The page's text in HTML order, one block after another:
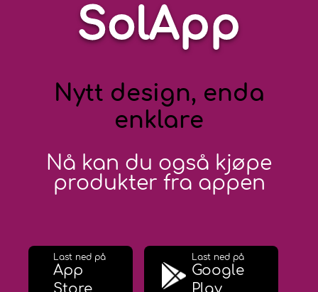
SolApp
Nytt design, enda
enklare
Nå kan du også kjøpe
produkter fra appen
Last ned på
App
Store
Last ned på
Google
Play